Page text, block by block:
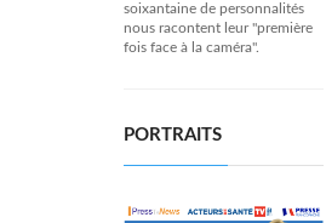
soixantaine de personnalités
nous racontent leur "première
fois face à la caméra".
PORTRAITS